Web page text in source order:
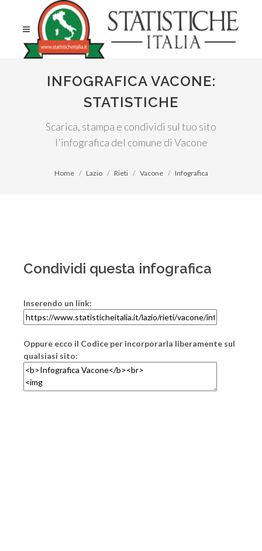
INFOGRAFICA VACONE:
STATISTICHE
Scarica, stampa e condividi sul tuo sito
l'infografica del comune di Vacone
Home Lazio Rieti Vacone Infografica
Condividi questa infografica
Inserendo un link:
Oppure ecco il Codice per incorporarla liberamente sul
qualsiasi sito: